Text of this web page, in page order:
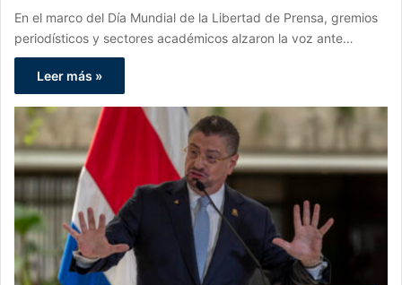
En el marco del Día Mundial de la Libertad de Prensa, gremios
periodísticos y sectores académicos alzaron la voz ante…
Leer más »